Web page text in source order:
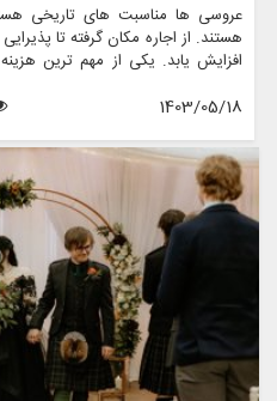
عروسی ها مناسبت های تاریخی
هستند. از اجاره مکان گرفته تا
افزایش یابد. یکی از مهم ترین
باشد، به خصوص با توجه به اینکه
کاربردی برای عروس های مدرن
متعدد اجاره لباس عروس را بررسی
تواند هم مقرون به صرفه و هم
شما معرفی خواهیم کرد، فروشگاهی
طرح های سفارشی و کلیه اقلام
1403/05/18